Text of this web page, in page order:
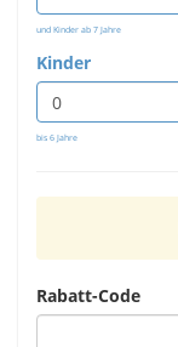
und Kinder ab 7 Jahre
Kinder
bis 6 Jahre
Rabatt-Code